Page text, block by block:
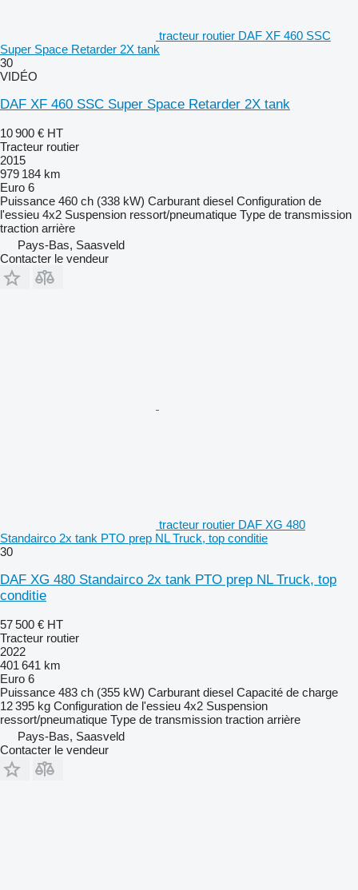
tracteur routier DAF XF 460 SSC
Super Space Retarder 2X tank
30
VIDÉO
DAF XF 460 SSC Super Space Retarder 2X tank
10 900 € HT
Tracteur routier
2015
979 184 km
Euro 6
Puissance 460 ch (338 kW) Carburant diesel Configuration de
l'essieu 4x2 Suspension ressort/pneumatique Type de transmission
traction arrière
Pays-Bas, Saasveld
Contacter le vendeur
tracteur routier DAF XG 480
Standairco 2x tank PTO prep NL Truck, top conditie
30
DAF XG 480 Standairco 2x tank PTO prep NL Truck, top
conditie
57 500 € HT
Tracteur routier
2022
401 641 km
Euro 6
Puissance 483 ch (355 kW) Carburant diesel Capacité de charge
12 395 kg Configuration de l'essieu 4x2 Suspension
ressort/pneumatique Type de transmission traction arrière
Pays-Bas, Saasveld
Contacter le vendeur